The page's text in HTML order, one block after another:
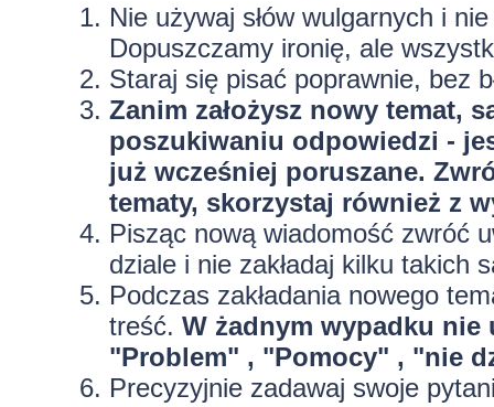
Nie używaj słów wulgarnych i
Dopuszczamy ironię, ale
Staraj się pisać poprawnie, bez
Zanim założysz nowy temat,
poszukiwaniu odpowiedzi -
już wcześniej poruszane.
tematy, skorzystaj również z
Pisząc nową wiadomość zwróć
dziale i nie zakładaj kilku takich
Podczas zakładania nowego
treść. W żadnym wypadku
"Problem" , "Pomocy" , "nie
Precyzyjniezadawaj swoje